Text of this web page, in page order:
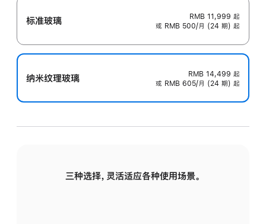
标准玻璃 RMB 11,999 起
或 RMB 500/月 (24 期) 起
纳米纹理玻璃 RMB 14,499 起
或 RMB 605/月 (24 期) 起
三种选择，灵活适应各种使用场景。